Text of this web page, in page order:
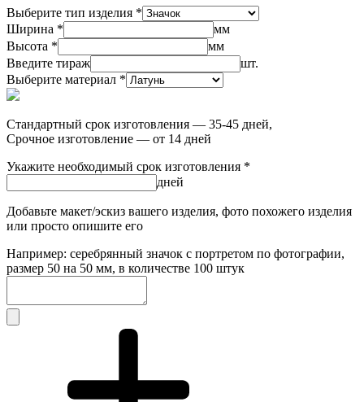
Выберите тип изделия *
Ширина *
мм
Высота *
мм
Введите тираж
шт.
Выберите материал *
Стандартный срок изготовления — 35-45 дней,
Срочное изготовление — от 14 дней
Укажите необходимый срок изготовления *
дней
Добавьте макет/эскиз вашего изделия, фото похожего изделия
или просто опишите его
Например: серебрянный значок с портретом по фотографии,
размер 50 на 50 мм, в количестве 100 штук